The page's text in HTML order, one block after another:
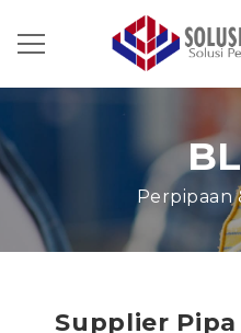
Perpipaan
Supplier Pipa